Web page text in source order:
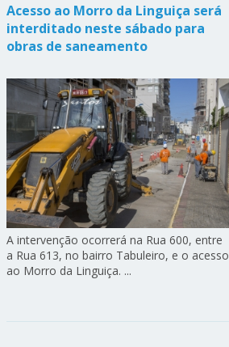
Acesso ao Morro da Linguiça será
interditado neste sábado para
obras de saneamento
A intervenção ocorrerá na Rua 600, entre
a Rua 613, no bairro Tabuleiro, e o acesso
ao Morro da Linguiça. ...